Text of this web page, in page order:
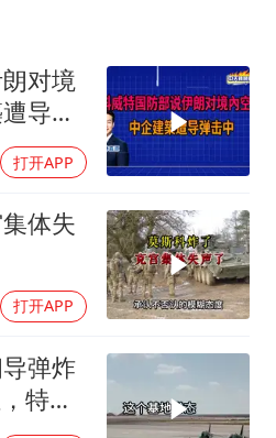
智和：零封向鹏不意外
今年第二强台风将带来多大影响
“准2万亿”之城点名支持三所大学
平心系体育强国建设
对境
导弹
冰.张
打开APP
体失
打开APP
弹炸
特朗